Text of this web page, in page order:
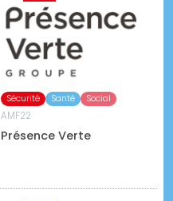
Sécurité Santé Social
AMF22
Présence Verte